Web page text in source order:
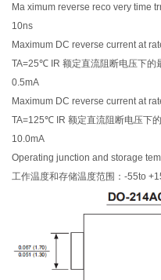
Ma ximum reverse reco very time
10ns
Maximum DC reverse current at
TA=25℃ IR 额定直流阻断电压下的
0.5mA
Maximum DC reverse current at
TA=125℃ IR 额定直流阻断电压下
10.0mA
Operating junction and storage
工作温度和存储温度范围：-55to